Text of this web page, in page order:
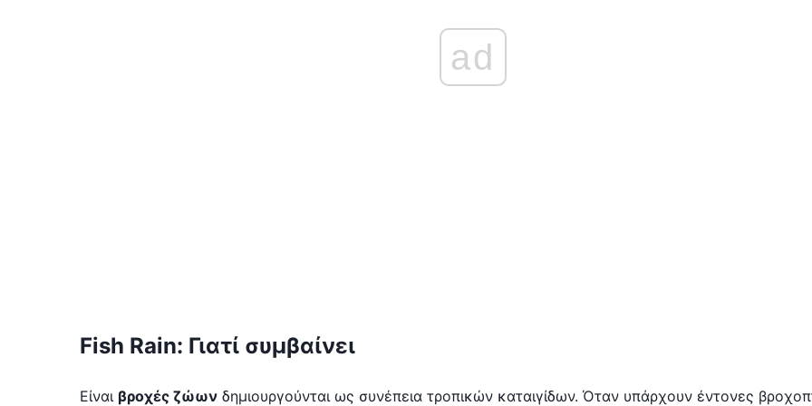
ad
Fish Rain: Γιατί συμβαίνει
Είναι βροχές ζώων δημιουργούνται ως συνέπεια τροπικών καταιγίδων. Όταν υπάρχουν έντονες